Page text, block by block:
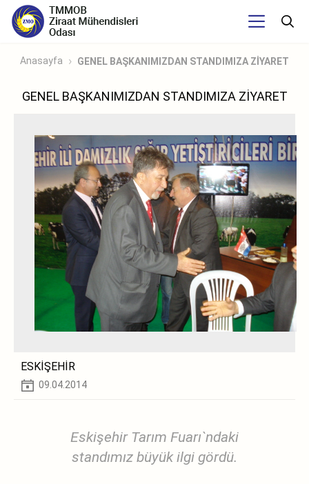
Anasayfa GENEL BAŞKANIMIZDAN STANDIMIZA ZİYARET
GENEL BAŞKANIMIZDAN STANDIMIZA ZİYARET
ESKİŞEHİR
09.04.2014
Eskişehir Tarım Fuarı`ndaki
standımız büyük ilgi gördü.